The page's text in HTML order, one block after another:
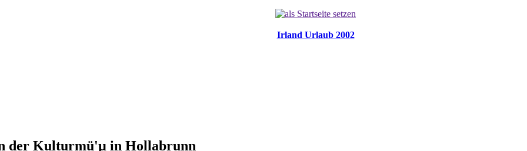
Irland Urlaub 2002
der Kulturmü'µ in Hollabrunn